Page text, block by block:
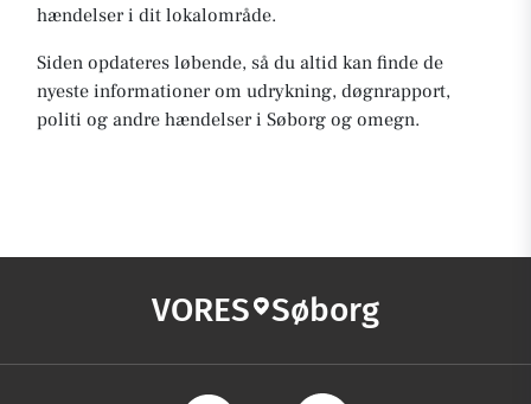
hændelser i dit lokalområde.
Siden opdateres løbende, så du altid kan finde de
nyeste informationer om udrykning, døgnrapport,
politi og andre hændelser i Søborg og omegn.
VORES Søborg